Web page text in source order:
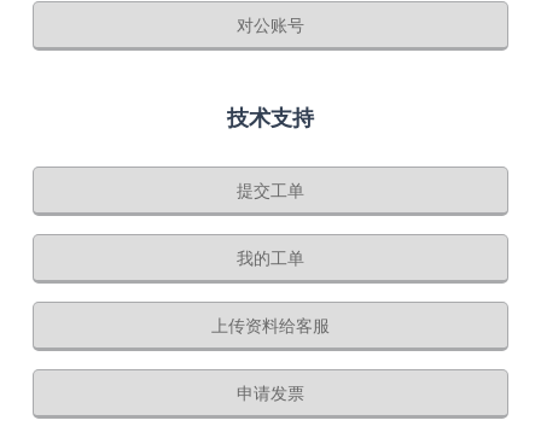
对公账号
技术支持
提交工单
我的工单
上传资料给客服
申请发票